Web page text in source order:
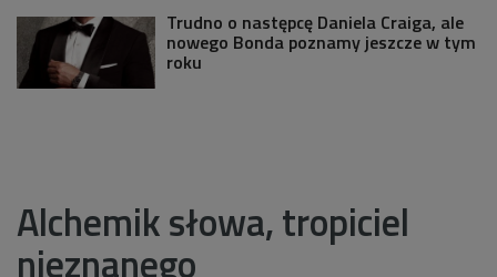
Trudno o następcę Daniela Craiga, ale
nowego Bonda poznamy jeszcze w tym
roku
Alchemik słowa, tropiciel
nieznanego